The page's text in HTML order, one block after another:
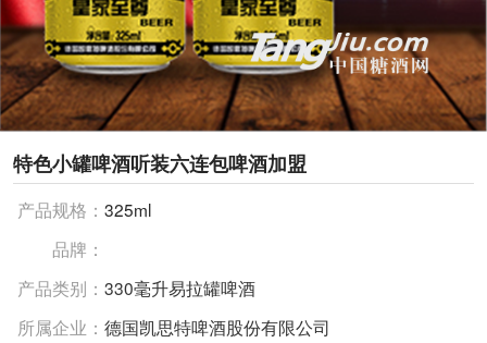
特色小罐啤酒听装六连包啤酒加盟
产品规格： 325ml
品牌：
产品类别： 330毫升易拉罐啤酒
所属企业： 德国凯思特啤酒股份有限公司